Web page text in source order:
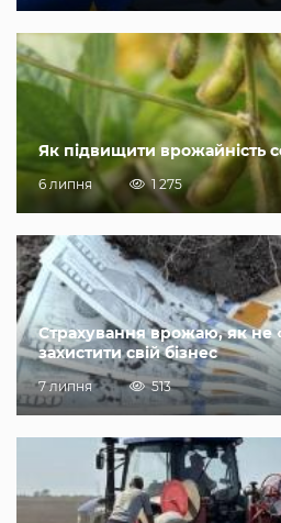
Як підвищити врожайність
6 липня 1 275
Страхування врожаю, як не
захистити свій бізнес
7 липня 513